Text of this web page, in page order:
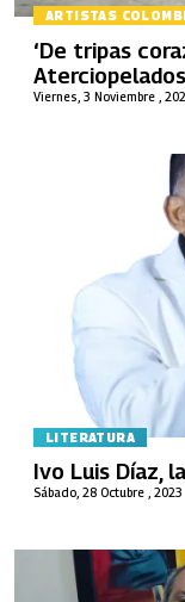
ARTISTAS
Viernes, 3 Noviembre ,
‘De tripas
LITERATURA
Sábado, 28 Octubre , 2023
Ivo Luis Díaz,